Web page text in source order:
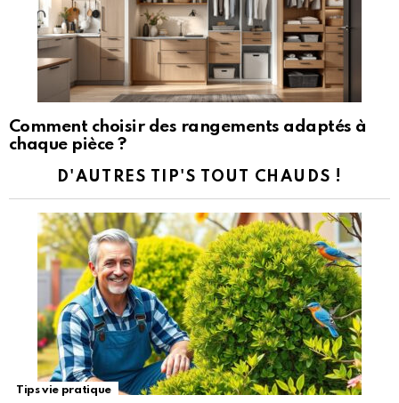
Comment choisir des rangements adaptés à
chaque pièce ?
D'AUTRES TIP'S TOUT CHAUDS !
Tips vie pratique